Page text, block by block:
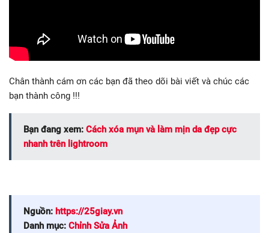
Chân thành cám ơn các bạn đã theo dõi bài viết và chúc các
bạn thành công !!!
Bạn đang xem: Cách xóa mụn và làm mịn da đẹp cực
nhanh trên lightroom
Nguồn: https://25giay.vn
Danh mục: Chỉnh Sửa Ảnh